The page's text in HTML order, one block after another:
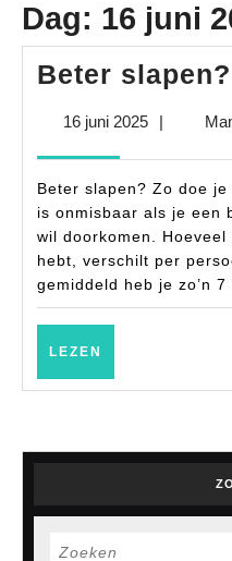
Dag: 16 juni
Beter
16 juni 202516|
Beter slapen? Zo doe
is onmisbaar als je een
wil doorkomen.
hebt, verschilt per
gemiddeld heb je zo’n
LEZEN
Zoek